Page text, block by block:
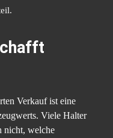
Verkauf ist eine
Viele Halter
nicht, welche